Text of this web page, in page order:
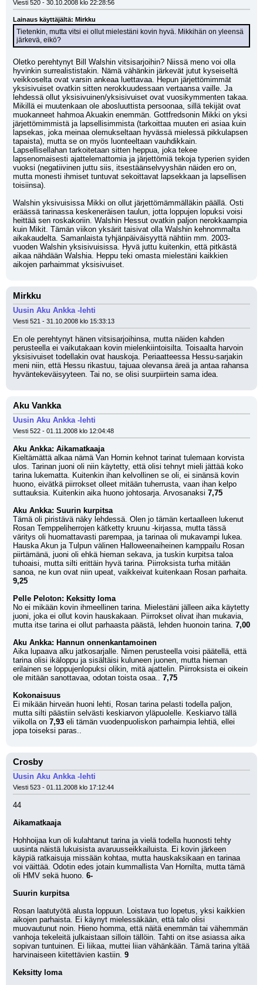
Viesti 520 - 30.10.2008 klo 22:28:56
Lainaus käyttäjältä: Mirkku
Tietenkin, mutta vitsi ei ollut mielestäni kovin hyvä. Mikkihän on yleensä
järkevä, eikö?
Oletko perehtynyt Bill Walshin vitsisarjoihin? Niissä meno voi olla
hyvinkin surrealististakin. Nämä vähänkin järkevät jutut kyseiseltä
veikkoselta ovat varsin ankeaa luettavaa. Hepun järjettömimmät
yksisivuiset ovatkin sitten nerokkuudessaan vertaansa vaille. Ja
lehdessä ollut yksisivuinen/yksisivuiset ovat vuosikymmenten takaa.
Mikillä ei muutenkaan ole abosluuttista persoonaa, sillä tekijät ovat
muokanneet hahmoa Akuakin enemmän. Gottfredsonin Mikki on yksi
järjettömimmistä ja lapsellisimmista (tarkoittaa muuten eri asiaa kuin
lapsekas, joka meinaa olemukseltaan hyvässä mielessä pikkulapsen
tapaista), mutta se on myös luonteeltaan vauhdikkain.
Lapsellisellahan tarkoitetaan sitten heppua, joka tekee
lapsenomaisesti ajattelemattomia ja järjettömiä tekoja typerien syiden
vuoksi (negatiivinen juttu siis, itsestäänselvyyshän näiden ero on,
mutta monesti ihmiset tuntuvat sekoittavat lapsekkaan ja lapsellisen
toisiinsa).
Walshin yksivuisissa Mikki on ollut järjettömämmälläkin päällä. Osti
eräässä tarinassa keskeneräisen taulun, jotta loppujen lopuksi voisi
heittää sen roskakoriin. Walshin Hessut ovatkin paljon nerokkaampia
kuin Mikit. Tämän viikon yksärit taisivat olla Walshin kehnommalta
aikakaudelta. Samanlaista tyhjänpäiväisyyttä nähtiin mm. 2003-
vuoden Walshin yksisivuisissa. Hyvä juttu kuitenkin, että pitkästä
aikaa nähdään Walshia. Heppu teki omasta mielestäni kaikkien
aikojen parhaimmat yksisivuiset.
Mirkku
Uusin Aku Ankka -lehti
Viesti 521 - 31.10.2008 klo 15:33:13
En ole perehtynyt hänen vitsisarjoihinsa, mutta näiden kahden
perusteella ei vaikutakaan kovin mielenkiintoisilta. Toisaalta harvoin
yksisivuiset todellakin ovat hauskoja. Periaatteessa Hessu-sarjakin
meni niin, että Hessu rikastuu, tajuaa olevansa äreä ja antaa rahansa
hyväntekeväisyyteen. Tai no, se olisi suurpiirtein sama idea.
Aku Vankka
Uusin Aku Ankka -lehti
Viesti 522 - 01.11.2008 klo 12:04:48
Aku Ankka: Aikamatkaaja
Kieltämättä alkaa nämä Van Hornin kehnot tarinat tulemaan korvista
ulos. Tarinan juoni oli niin käytetty, että olisi tehnyt mieli jättää koko
tarina lukematta. Kuitenkin ihan kelvollinen se oli, ei sinänsä kovin
huono, eivätkä piirrokset olleet mitään tuherrusta, vaan ihan kelpo
suttauksia. Kuitenkin aika huono johtosarja. Arvosanaksi 7,75
Aku Ankka: Suurin kurpitsa
Tämä oli piristävä näky lehdessä. Olen jo tämän kertaalleen lukenut
Rosan Temppeliherrojen kätketty kruunu -kirjassa, mutta tässä
väritys oli huomattavasti parempaa, ja tarinaa oli mukavampi lukea.
Hauska Akun ja Tulpun välinen Halloweenaiheinen kamppailu Rosan
piirtämänä, juoni oli ehkä hieman sekava, ja tuskin kurpitsa taloa
tuhoaisi, mutta silti erittäin hyvä tarina. Piirroksista turha mitään
9,25
Pelle Peloton: Keksitty loma
No ei mikään kovin ihmeellinen tarina. Mielestäni jälleen aika käytetty
juoni, joka ei ollut kovin hauskakaan. Piirrokset olivat ihan mukavia,
mutta itse tarina ei ollut parhaasta päästä, lehden huonoin tarina. 7,00
Aku Ankka: Hannun onnenkantamoinen
Aika lupaava alku jatkosarjalle. Nimen perusteella voisi päätellä, että
tarina olisi ikäloppu ja sisältäisi kuluneen juonen, mutta hieman
erilainen se loppujenlopuksi olikin, mitä ajattelin. Piirroksista ei oikein
ole mitään sanottavaa, odotan toista osaa.. 7,75
Kokonaisuus
Ei mikään hirveän huoni lehti, Rosan tarina pelasti todella paljon,
mutta silti päästiin selvästi keskiarvon yläpuolelle. Keskiarvo tällä
viikolla on 7,93 eli tämän vuodenpuoliskon parhaimpia lehtiä, ellei
jopa toiseksi paras..
Crosby
Uusin Aku Ankka -lehti
Viesti 523 - 01.11.2008 klo 17:12:44
44
Aikamatkaaja
Hohhoijaa kun oli kulahtanut tarina ja vielä todella huonosti tehty
uusinta näistä lukuisista avaruusseikkailuista. Ei kovin järkeen
käypiä ratkaisuja missään kohtaa, mutta hauskaksikaan en tarinaa
voi väittää. Odotin edes jotain kummallista Van Hornilta, mutta tämä
oli HMV sekä huono. 6-
Suurin kurpitsa
Rosan laatutyötä alusta loppuun. Loistava tuo lopetus, yksi kaikkien
aikojen parhaista. Ei käynyt mielessäkään, että talo olisi
muovautunut noin. Hieno homma, että näitä enemmän tai vähemmän
vanhoja tekeleitä julkaistaan silloin tällöin. Tahti on itse asiassa aika
sopivan tuntuinen. Ei liikaa, muttei liian vähänkään. Tämä tarina yltää
harvinaiseen kiitettävien kastiin. 9
Keksitty loma